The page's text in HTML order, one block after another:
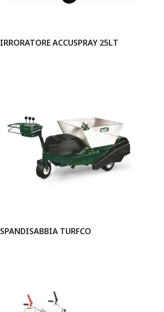
IRRORATORE ACCUSPRAY 25LT
SPANDISABBIA TURFCO